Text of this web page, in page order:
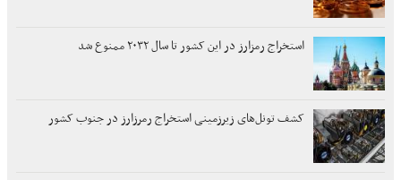
استخراج رمزارز در این کشور تا سال ۲۰۳۲ ممنوع شد
کشف تونل‌های زیرزمینی استخراج رمرزارز در جنوب کشور